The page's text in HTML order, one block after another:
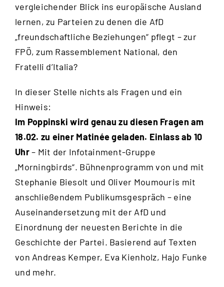
vergleichender Blick ins europäische Ausland
lernen, zu Parteien zu denen die AfD
„freundschaftliche Beziehungen“ pflegt – zur
FPÖ, zum Rassemblement National, den
Fratelli d’Italia?
In dieser Stelle nichts als Fragen und ein
Hinweis:
Im Poppinski wird genau zu diesen Fragen am
18.02. zu einer Matinée geladen. Einlass ab 10
Uhr– Mit der Infotainment-Gruppe
„Morningbirds“. Bühnenprogramm von und mit
Stephanie Biesolt und Oliver Moumouris mit
anschließendem Publikumsgespräch – eine
Auseinandersetzung mit der AfD und
Einordnung der neuesten Berichte in die
Geschichte der Partei. Basierend auf Texten
von Andreas Kemper, Eva Kienholz, Hajo Funke
und mehr.